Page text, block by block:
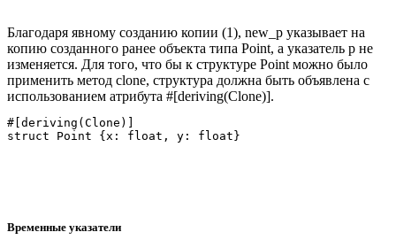
Благодаря явному созданию копии (1), new_p указывает на
копию созданного ранее объекта типа Point, а указатель p не
изменяется. Для того, что бы к структуре Point можно было
применить метод clone, структура должна быть объявлена с
использованием атрибута #[deriving(Clone)].
#[deriving(Clone)]
Временные указатели